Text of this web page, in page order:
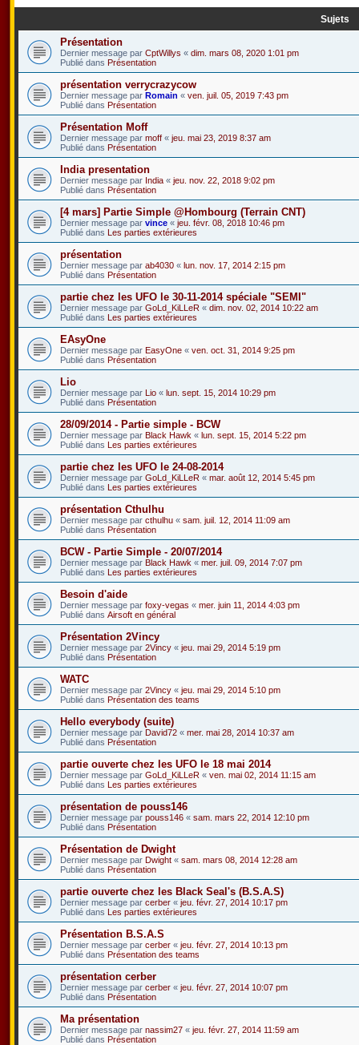
Sujets
Présentation
Dernier message par CptWillys « dim. mars 08, 2020 1:01 pm
Publié dans Présentation
présentation verrycrazycow
Dernier message par Romain « ven. juil. 05, 2019 7:43 pm
Publié dans Présentation
Présentation Moff
Dernier message par moff « jeu. mai 23, 2019 8:37 am
Publié dans Présentation
India presentation
Dernier message par India « jeu. nov. 22, 2018 9:02 pm
Publié dans Présentation
[4 mars] Partie Simple @Hombourg (Terrain CNT)
Dernier message par vince « jeu. févr. 08, 2018 10:46 pm
Publié dans Les parties extérieures
présentation
Dernier message par ab4030 « lun. nov. 17, 2014 2:15 pm
Publié dans Présentation
partie chez les UFO le 30-11-2014 spéciale "SEMI"
Dernier message par GoLd_KiLLeR « dim. nov. 02, 2014 10:22 am
Publié dans Les parties extérieures
EAsyOne
Dernier message par EasyOne « ven. oct. 31, 2014 9:25 pm
Publié dans Présentation
Lio
Dernier message par Lio « lun. sept. 15, 2014 10:29 pm
Publié dans Présentation
28/09/2014 - Partie simple - BCW
Dernier message par Black Hawk « lun. sept. 15, 2014 5:22 pm
Publié dans Les parties extérieures
partie chez les UFO le 24-08-2014
Dernier message par GoLd_KiLLeR « mar. août 12, 2014 5:45 pm
Publié dans Les parties extérieures
présentation Cthulhu
Dernier message par cthulhu « sam. juil. 12, 2014 11:09 am
Publié dans Présentation
BCW - Partie Simple - 20/07/2014
Dernier message par Black Hawk « mer. juil. 09, 2014 7:07 pm
Publié dans Les parties extérieures
Besoin d'aide
Dernier message par foxy-vegas « mer. juin 11, 2014 4:03 pm
Publié dans Airsoft en général
Présentation 2Vincy
Dernier message par 2Vincy « jeu. mai 29, 2014 5:19 pm
Publié dans Présentation
WATC
Dernier message par 2Vincy « jeu. mai 29, 2014 5:10 pm
Publié dans Présentation des teams
Hello everybody (suite)
Dernier message par David72 « mer. mai 28, 2014 10:37 am
Publié dans Présentation
partie ouverte chez les UFO le 18 mai 2014
Dernier message par GoLd_KiLLeR « ven. mai 02, 2014 11:15 am
Publié dans Les parties extérieures
présentation de pouss146
Dernier message par pouss146 « sam. mars 22, 2014 12:10 pm
Publié dans Présentation
Présentation de Dwight
Dernier message par Dwight « sam. mars 08, 2014 12:28 am
Publié dans Présentation
partie ouverte chez les Black Seal's (B.S.A.S)
Dernier message par cerber « jeu. févr. 27, 2014 10:17 pm
Publié dans Les parties extérieures
Présentation B.S.A.S
Dernier message par cerber « jeu. févr. 27, 2014 10:13 pm
Publié dans Présentation des teams
présentation cerber
Dernier message par cerber « jeu. févr. 27, 2014 10:07 pm
Publié dans Présentation
Ma présentation
Dernier message par nassim27 « jeu. févr. 27, 2014 11:59 am
Publié dans Présentation